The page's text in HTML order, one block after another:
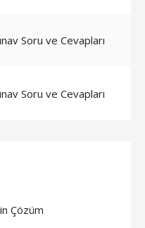
Soru ve Cevapları
Soru ve Cevapları
Çözüm